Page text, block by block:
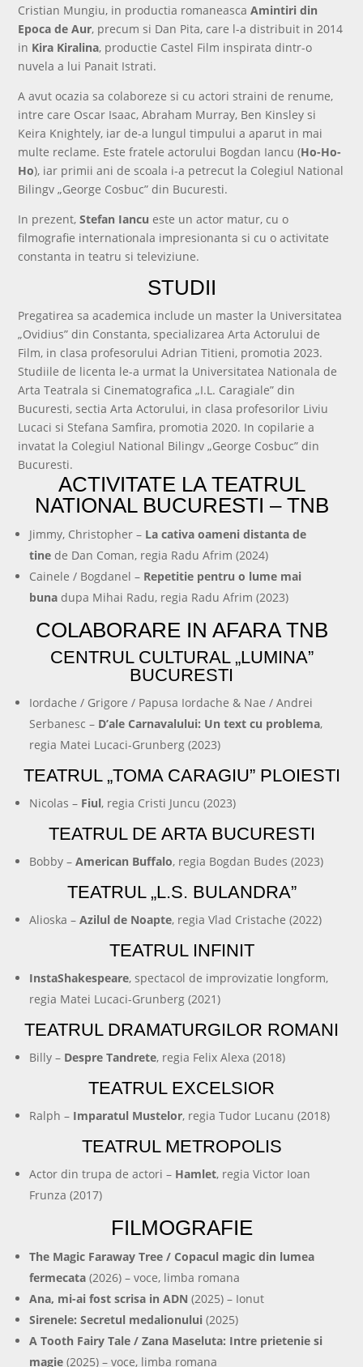
Cristian Mungiu, in productia romaneascaAmintiri din
Epoca de Aur, precum si Dan Pita, care l-a distribuit in 2014
in Kira Kiralina, productie Castel Film inspirata dintr-o
nuvela a lui Panait Istrati.
A avut ocazia sa colaboreze si cu actori straini de renume,
intre care Oscar Isaac, Abraham Murray, Ben Kinsley si
Keira Knightely, iar de-a lungul timpului a aparut in mai
multe reclame. Este fratele actorului Bogdan Iancu (Ho-Ho-
Ho), iar primii ani de scoala i-a petrecut la Colegiul National
Bilingv „George Cosbuc” din Bucuresti.
In prezent,Stefan Iancu este un actor matur, cu o
filmografie internationala impresionanta si cu o activitate
constanta in teatru si televiziune.
STUDII
Pregatirea sa academica include un master la Universitatea
„Ovidius” din Constanta, specializarea Arta Actorului de
Film, in clasa profesorului Adrian Titieni, promotia 2023.
Studiile de licenta le-a urmat la Universitatea Nationala de
Arta Teatrala si Cinematografica „I.L. Caragiale” din
Bucuresti, sectia Arta Actorului, in clasa profesorilor Liviu
Lucaci si Stefana Samfira, promotia 2020. In copilarie a
invatat la Colegiul National Bilingv „George Cosbuc” din
Bucuresti.
ACTIVITATE LA TEATRUL
NATIONAL BUCURESTI – TNB
Jimmy, Christopher – La cativa oameni distanta de
tine de Dan Coman, regia Radu Afrim (2024)
Cainele / Bogdanel – Repetitie pentru o lume mai
buna dupa Mihai Radu, regia Radu Afrim (2023)
COLABORARE IN AFARA TNB
CENTRUL CULTURAL „LUMINA”
BUCURESTI
Iordache / Grigore / Papusa Iordache & Nae / Andrei
Serbanesc – D’ale Carnavalului: Un text cu problema,
regia Matei Lucaci-Grunberg (2023)
TEATRUL „TOMA CARAGIU” PLOIESTI
Nicolas – Fiul, regia Cristi Juncu (2023)
TEATRUL DE ARTA BUCURESTI
Bobby –American Buffalo, regia Bogdan Budes (2023)
TEATRUL „L.S. BULANDRA”
Alioska –Azilul de Noapte, regia Vlad Cristache (2022)
TEATRUL INFINIT
InstaShakespeare, spectacol de improvizatie longform,
regia Matei Lucaci-Grunberg (2021)
TEATRUL DRAMATURGILOR ROMANI
Billy – Despre Tandrete, regia Felix Alexa (2018)
TEATRUL EXCELSIOR
Ralph – Imparatul Mustelor, regia Tudor Lucanu (2018)
TEATRUL METROPOLIS
Actor din trupa de actori – Hamlet, regia Victor Ioan
Frunza (2017)
FILMOGRAFIE
The Magic Faraway Tree / Copacul magic din lumea
fermecata (2026) – voce, limba romana
Ana, mi-ai fost scrisa in ADN (2025) – Ionut
Sirenele: Secretul medalionului (2025)
A Tooth Fairy Tale / Zana Maseluta: Intre prietenie si
magie (2025) – voce, limba romana